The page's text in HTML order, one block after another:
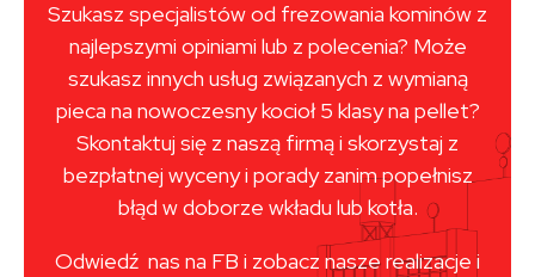
Szukasz specjalistów od frezowania kominów z
najlepszymi opiniami lub z polecenia? Może
szukasz innych usług związanych z wymianą
pieca na nowoczesny kocioł 5 klasy na pellet?
Skontaktuj się z naszą firmą i skorzystaj z
bezpłatnej wyceny i porady zanim popełnisz
błąd w doborze wkładu lub kotła.
Odwiedź nas na FB i zobacz nasze realizacje i